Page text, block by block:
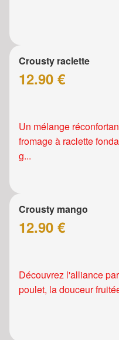
Crousty raclette
12.90 €
Un mélange
fromage à raclette
g...
Crousty mango
12.90 €
Découvrez l'alliance
poulet, la douceur